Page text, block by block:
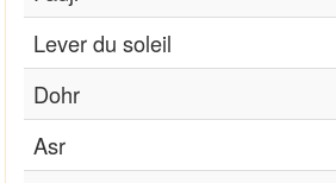
Lever du soleil
Dohr
Asr